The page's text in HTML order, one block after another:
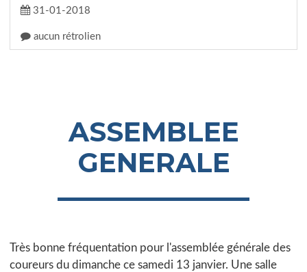
31-01-2018
aucun rétrolien
ASSEMBLEE
GENERALE
Très bonne fréquentation pour l'assemblée générale des
coureurs du dimanche ce samedi 13 janvier. Une salle